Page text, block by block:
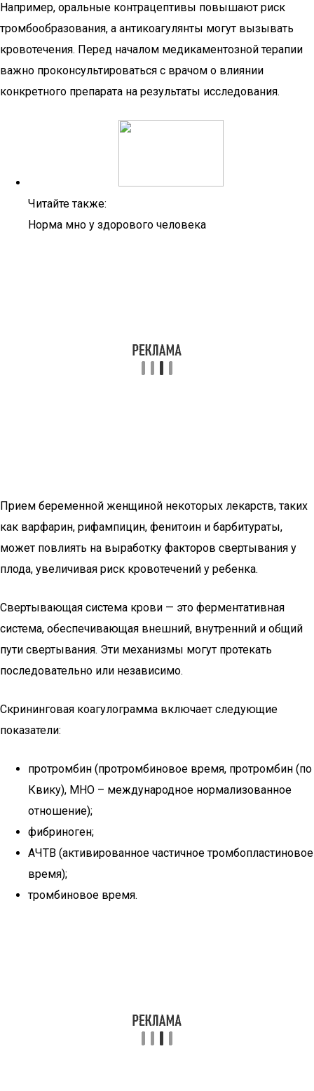
Например, оральные контрацептивы повышают риск
тромбообразования, а антикоагулянты могут вызывать
кровотечения. Перед началом медикаментозной терапии
важно проконсультироваться с врачом о влиянии
конкретного препарата на результаты исследования.
Читайте также:
Норма мно у здорового человека
Прием беременной женщиной некоторых лекарств, таких
как варфарин, рифампицин, фенитоин и барбитураты,
может повлиять на выработку факторов свертывания у
плода, увеличивая риск кровотечений у ребенка.
Свертывающая система крови — это ферментативная
система, обеспечивающая внешний, внутренний и общий
пути свертывания. Эти механизмы могут протекать
последовательно или независимо.
Скрининговая коагулограмма включает следующие
показатели:
протромбин (протромбиновое время, протромбин (по
Квику), МНО – международное нормализованное
отношение);
фибриноген;
АЧТВ (активированное частичное тромбопластиновое
время);
тромбиновое время.